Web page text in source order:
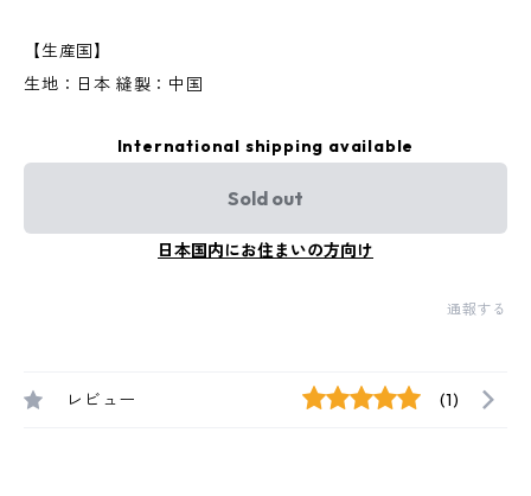
【生産国】
生地：日本 縫製：中国
International shipping available
Sold out
日本国内にお住まいの方向け
通報する
レビュー (1)